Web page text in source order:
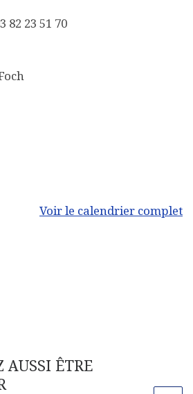
82 23 51 70
Voir le calendrier complet
AUSSI ÊTRE